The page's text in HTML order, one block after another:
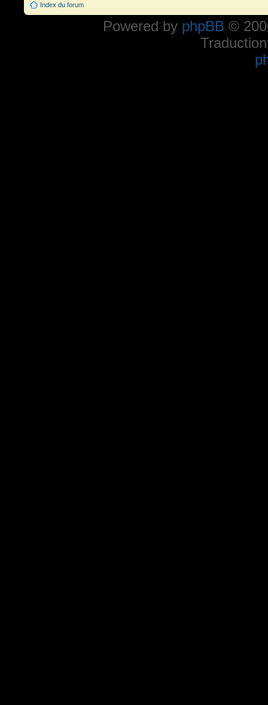
Index du forum
Powered by phpBB ©